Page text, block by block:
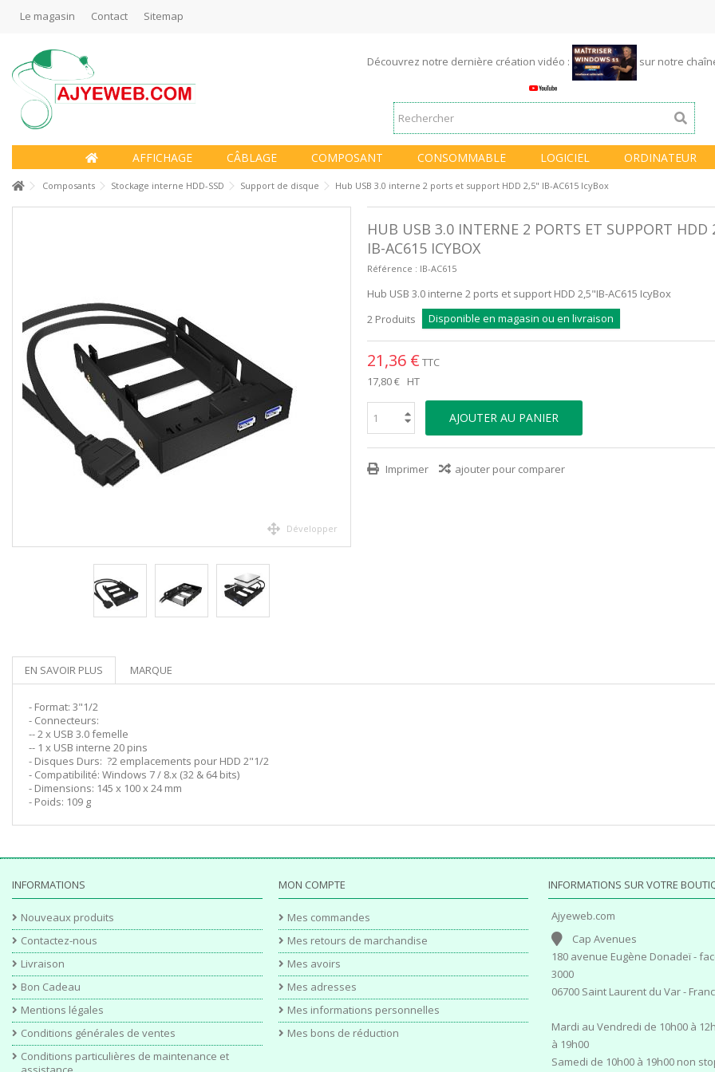
Le magasin Contact Sitemap
Découvrez notre dernière création vidéo :
sur notre
AFFICHAGE CÂBLAGE COMPOSANT CONSOMMABLE LOGICIEL ORDINATEUR
Composants Stockage interne HDD-SSD Support de disque Hub USB 3.0 interne 2 ports et support HDD 2,5" IB-AC615 IcyBox
Développer
HUB USB 3.0 INTERNE 2 PORTS ET SUPPORT HDD
IB-AC615 ICYBOX
Référence : IB-AC615
Hub USB 3.0 interne 2 ports et support HDD 2,5"IB-AC615 IcyBox
2 Produits Disponible en magasin ou en livraison
21,36 € TTC
17,80 € HT
AJOUTER AU PANIER
Imprimer ajouter pour comparer
EN SAVOIR PLUS MARQUE
- Format: 3"1/2
- Connecteurs:
-- 2 x USB 3.0 femelle
-- 1 x USB interne 20 pins
- Disques Durs: ?2 emplacements pour HDD 2"1/2
- Compatibilité: Windows 7 / 8.x (32 & 64 bits)
- Dimensions: 145 x 100 x 24 mm
- Poids: 109 g
INFORMATIONS
Nouveaux produits
Contactez-nous
Livraison
Bon Cadeau
Mentions légales
Conditions générales de ventes
Conditions particulières de maintenance et
MON COMPTE
Mes commandes
Mes retours de marchandise
Mes avoirs
Mes adresses
Mes informations personnelles
Mes bons de réduction
INFORMATIONS SUR VOTRE
Ajyeweb.com
Cap Avenues
180 avenue Eugène Donadeï -
3000
06700 Saint Laurent du Var -
Mardi au Vendredi de 10h00 à
à 19h00
Samedi de 10h00 à 19h00 non